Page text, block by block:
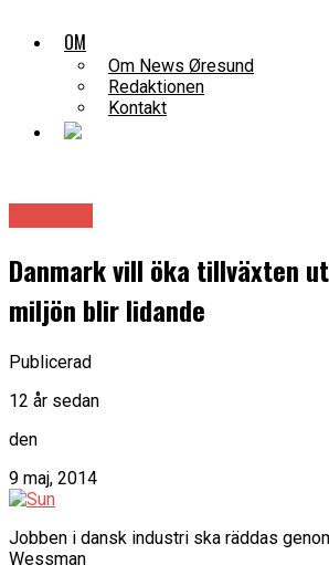
OM
Om News Øresund
Redaktionen
Kontakt
Danmark vill öka tillväxten
miljön blir lidande
Publicerad
12 år sedan
den
9 maj, 2014
Jobben i dansk industri ska räddas
Wessman